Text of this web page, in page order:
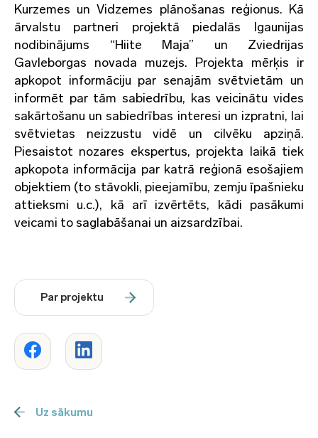
Kurzemes un Vidzemes plānošanas reģionus. Kā
ārvalstu partneri projektā piedalās Igaunijas
nodibinājums “Hiite Maja” un Zviedrijas
Gavleborgas novada muzejs. Projekta mērķis ir
apkopot informāciju par senajām svētvietām un
informēt par tām sabiedrību, kas veicinātu vides
sakārtošanu un sabiedrības interesi un izpratni, lai
svētvietas neizzustu vidē un cilvēku apziņā.
Piesaistot nozares ekspertus, projekta laikā tiek
apkopota informācija par katrā reģionā esošajiem
objektiem (to stāvokli, pieejamību, zemju īpašnieku
attieksmi u.c.), kā arī izvērtēts, kādi pasākumi
veicami to saglabāšanai un aizsardzībai.
Par projektu
Uz sākumu